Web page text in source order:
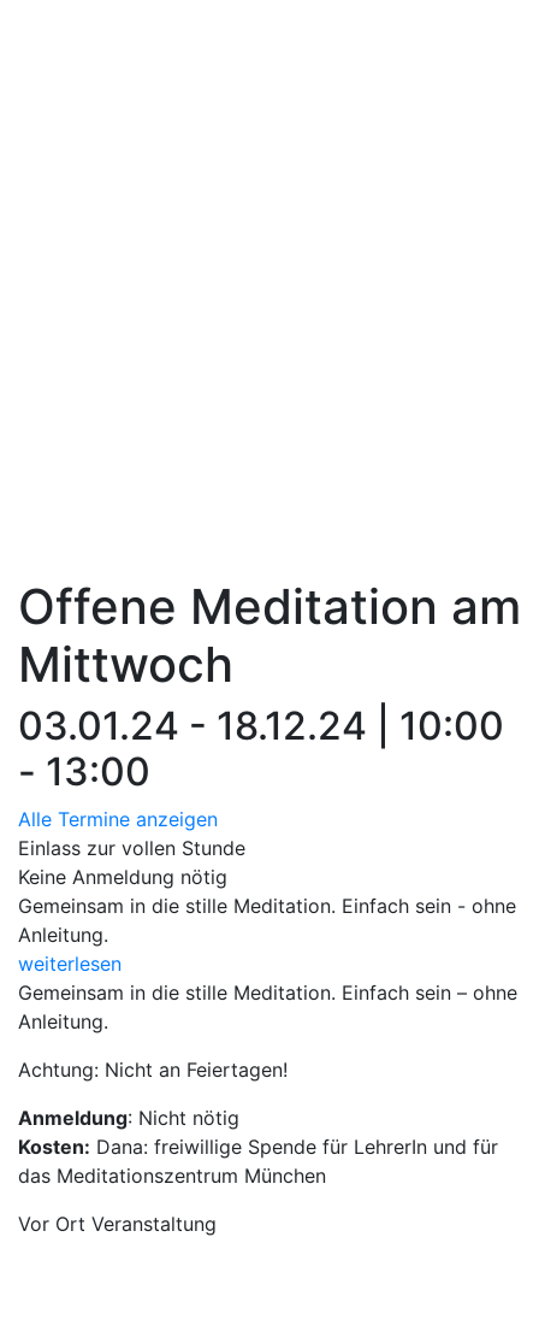
Offene Meditation am
Mittwoch
03.01.24 - 18.12.24 | 10:00
- 13:00
Alle Termine anzeigen
Einlass zur vollen Stunde
Keine Anmeldung nötig
Gemeinsam in die stille Meditation. Einfach sein - ohne
Anleitung.
weiterlesen
Gemeinsam in die stille Meditation. Einfach sein – ohne
Anleitung.
Achtung: Nicht an Feiertagen!
Anmeldung: Nicht nötig
Kosten: Dana: freiwillige Spende für LehrerIn und für
das Meditationszentrum München
Vor Ort Veranstaltung